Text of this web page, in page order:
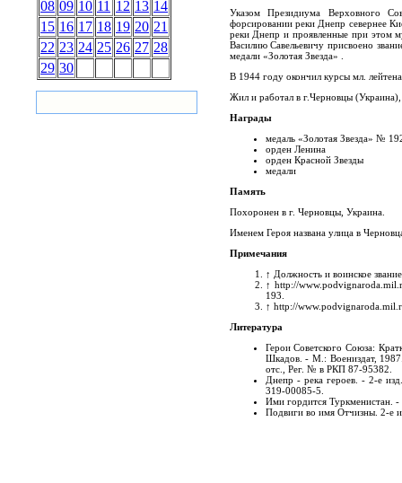
08 09 10 11 12 13 14
15 16 17 18 19 20 21
22 23 24 25 26 27 28
29 30
Указом Президиума Верховного
форсировании реки Днепр севернее
реки Днепр и проявленные при этом
Василию Савельевичу присвоено
медали «Золотая Звезда» .
В 1944 году окончил курсы мл.
Жил и работал в г.Черновцы
Награды
медаль «Золотая Звезда» №
орден Ленина
орден Красной Звезды
медали
Память
Похоронен в г. Черновцы, Украина.
Именем Героя названа улица в
Примечания
↑ Должность и воинское
↑ http://
193.
↑ http://
Литература
Герои Советского Союза:
Шкадов. - М.: Воениздат,
отс., Рег. № в РКП 87-95382.
Днепр - река героев. - 2-е
319-00085-5.
Ими гордится Туркменистан.
Подвиги во имя Отчизны. 2-е